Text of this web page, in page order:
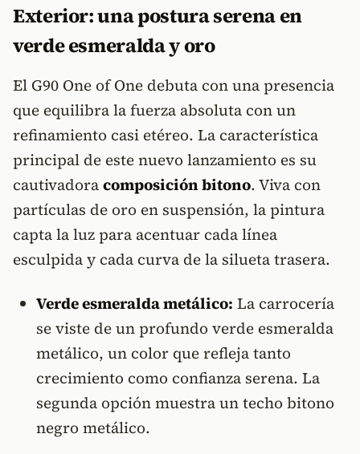
Exterior: una postura serena en
verde esmeralda y oro
El G90 One of One debuta con una presencia
que equilibra la fuerza absoluta con un
refinamiento casi etéreo. La característica
principal de este nuevo lanzamiento es su
cautivadoracomposición bitono. Viva con
partículas de oro en suspensión, la pintura
capta la luz para acentuar cada línea
esculpida y cada curva de la silueta trasera.
Verde esmeralda metálico: La carrocería
se viste de un profundo verde esmeralda
metálico, un color que refleja tanto
crecimiento como confianza serena. La
segunda opción muestra un techo bitono
negro metálico.